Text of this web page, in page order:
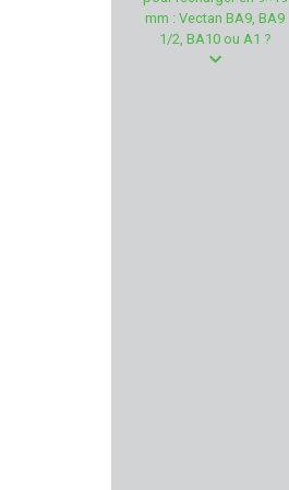
KICK EEZ
RECOVER TACTICAL
mm : Vectan BA9, BA9
1/2, BA10 ou A1 ?